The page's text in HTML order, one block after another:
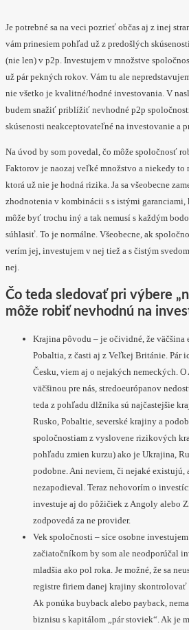
Je potrebné sa na veci pozrieť občas aj z inej
vám prinesiem pohľad už z predošlých
(nie len) v p2p. Investujem v množstve
už pár pekných rokov. Vám tu ale
nie všetko je kvalitné/hodné investovania. V
budem snažiť priblížiť nevhodné p2p
skúsenosti neakceptovateľné na investovanie a
Na úvod by som povedal, čo môže spoločnosť
Faktorov je naozaj veľké množstvo a niekedy to
ktorá už nie je hodná rizika. Ja sa všeobecne
zhodnotenia v kombinácii s s istými
môže byť trochu iný a tak nemusí s každým
súhlasiť. To je normálne. Všeobecne, ak
verím jej, investujem v nej tiež a s čistým
nej.
Čo teda sledovať pri výbere
môže robiť nevhodnú na
Krajina pôvodu – je očividné, že väčšina
Pobaltia, z časti aj z Veľkej Británie. Pár
Česku, viem aj o nejakých nemeckých. O
väčšinou pre nás, stredoeurópanov
teda z pohľadu dlžníka sú najčastejšie
Rusko, Pobaltie, severské krajiny a
spoločnostiam z vyslovene rizikových
pohľadu zmien kurzu) ako je Ukrajina,
podobne. Ani neviem, či nejaké existujú,
nezapodieval. Teraz nehovorím o
investuje aj do pôžičiek z Angoly alebo
zodpovedá za ne provider.
Vek spoločnosti – síce osobne
začiatočníkom by som ale neodporúčal
mladšia ako pol roka. Je možné, že sa
registre firiem danej krajiny
Ak ponúka buyback alebo payback,
biznisu s kapitálom „pár stoviek“. Ak je